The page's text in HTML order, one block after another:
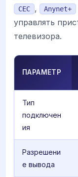
CEC , Anynet+
управлять
телевизора.
ПАРАМЕТР
Тип
подключен
ия
Разрешени
е вывода